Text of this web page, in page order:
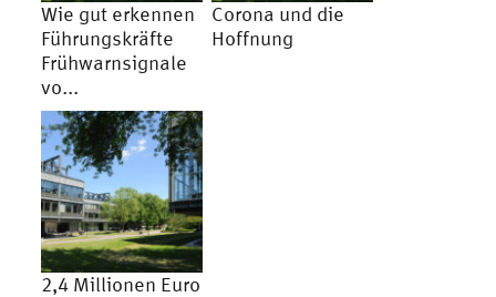
Wie gut erkennen
Führungskräfte
Frühwarnsignale
vo...
Corona und die
Hoffnung
2,4 Millionen Euro